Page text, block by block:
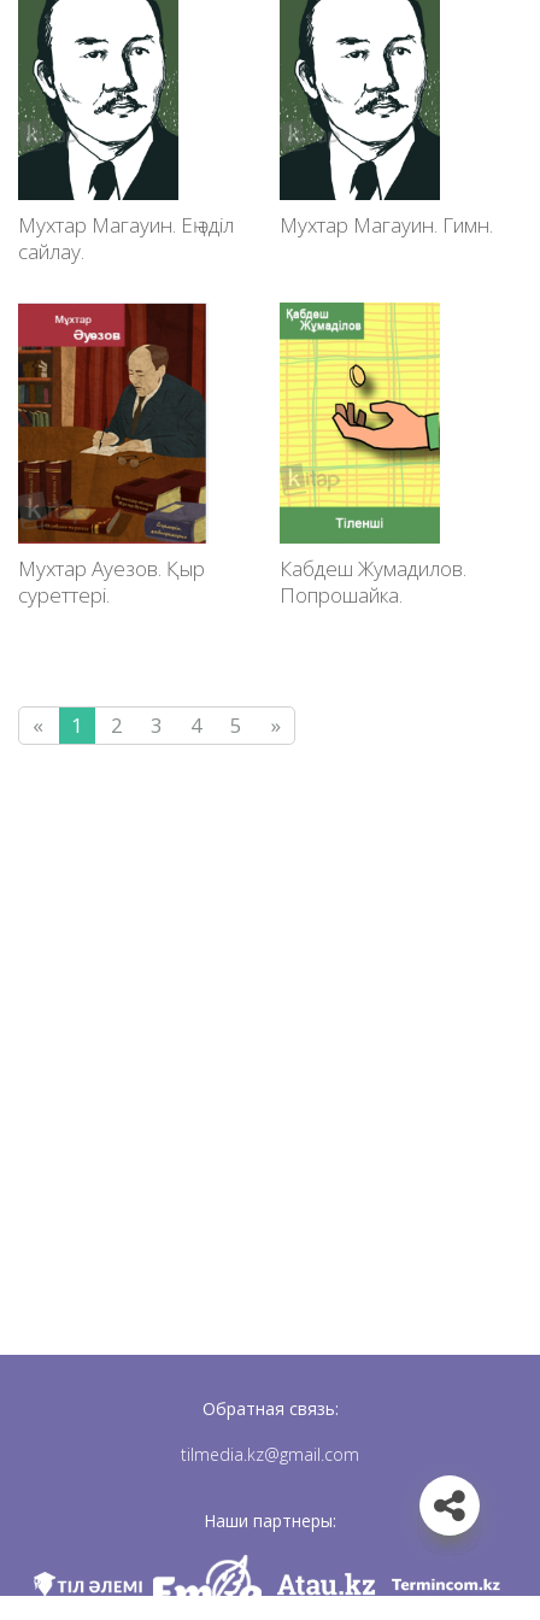
Мухтар Магауин. Ең әділ
сайлау.
Мухтар Магауин. Гимн.
Мухтар Ауезов. Қыр
суреттері.
Кабдеш Жумадилов.
Попрошайка.
« 1 2 3 4 5 »
Обратная связь:
tilmedia.kz@gmail.com
Наши партнеры: